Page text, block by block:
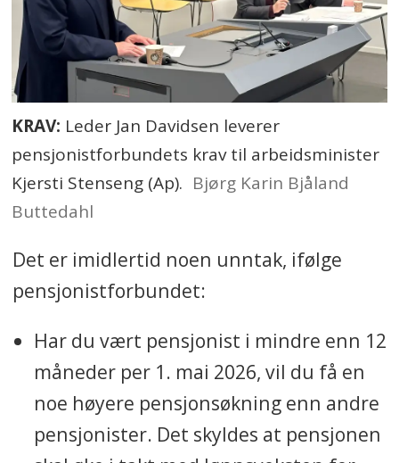
KRAV: Leder Jan Davidsen leverer
pensjonistforbundets krav til arbeidsminister
Kjersti Stenseng (Ap). Bjørg Karin Bjåland
Buttedahl
Det er imidlertid noen unntak, ifølge
pensjonistforbundet:
Har du vært pensjonist i mindre enn 12
måneder per 1. mai 2026, vil du få en
noe høyere pensjonsøkning enn andre
pensjonister. Det skyldes at pensjonen